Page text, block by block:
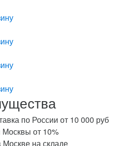
по России от 10 000 руб
от 10%
Москве на складе